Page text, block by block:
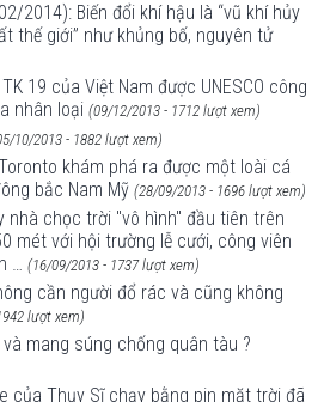
2014): Biến đổi khí hậu là “vũ khí hủy
thế giới” như khủng bố, nguyên tử
19 của Việt Nam được UNESCO công
nhân loại (09/12/2013 - 1712 lượt xem)
10/2013 - 1882 lượt xem)
khám phá ra được một loài cá
bắc Nam Mỹ (28/09/2013 - 1696 lượt xem)
nhà chọc trời "vô hình" đầu tiên trên
mét với hội trường lễ cưới, công viên
… (16/09/2013 - 1737 lượt xem)
cần người đổ rác và cũng không
lượt xem)
mang súng chống quân tàu ?
của Thụy Sĩ chạy bằng pin mặt trời đã